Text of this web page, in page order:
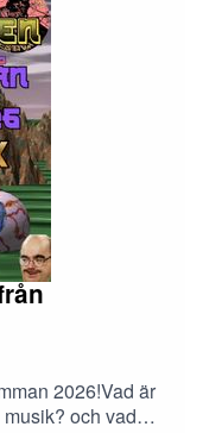
ii
album/lads-and-
folk-ix-days-ov-
2026!Vad är
och vad